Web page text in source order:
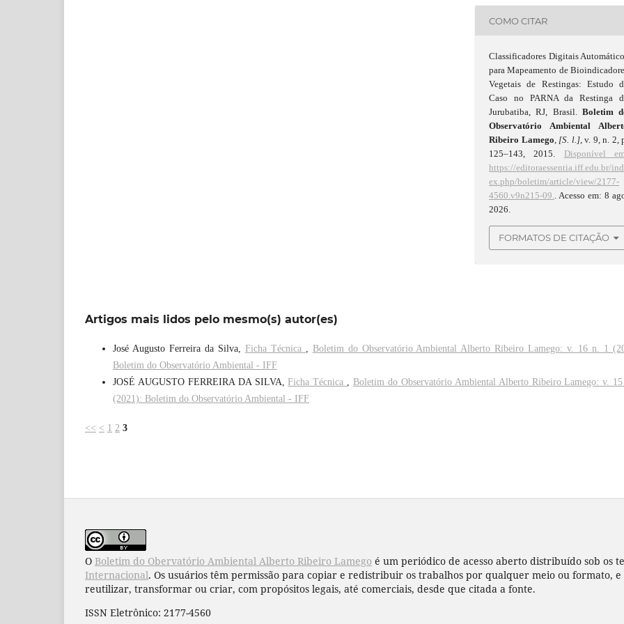
COMO CITAR
Classificadores Digitais
para Mapeamento de
Vegetais de Restingas: Estudo
Caso no PARNA da Restinga
Jurubatiba, RJ, Brasil. Boletim
Observatório Ambiental
Ribeiro Lamego, [S. l.], v. 9, n. 2,
125–143, 2015. Disponível
https://editoraessentia.iff.edu.br/ind
ex.php/boletim/article/view/2177-
4560.v9n215-09.. Acesso em: 8
2026.
FORMATOS DE CITAÇÃO
Artigos mais lidos pelo mesmo(s) autor(es)
José Augusto Ferreira da Silva, Ficha Técnica
Boletim do Observatório Ambiental Alberto Ribeiro Lamego: v. 16 n. 1
Boletim do Observatório Ambiental - IFF
JOSÉ AUGUSTO FERREIRA DA SILVA, Ficha Técnica
Boletim do Observatório Ambiental Alberto Ribeiro Lamego: v. 15
(2021): Boletim do Observatório Ambiental - IFF
<< < 1 2 3
O Boletim do Obervatório Ambiental Alberto Ribeiro Lamego é um periódico de acesso aberto distribuído sob os
Internacional. Os usuários têm permissão para copiar e redistribuir os trabalhos por qualquer meio ou formato,
reutilizar, transformar ou criar, com propósitos legais, até comerciais, desde que citada a fonte.
ISSN Eletrônico: 2177-4560